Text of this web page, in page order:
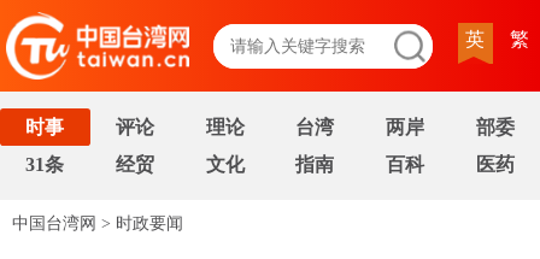
英 繁
时事 评论 理论 台湾 两岸
部委
31条
经贸 文化 指南 百科 医药
中国台湾网 > 时政要闻